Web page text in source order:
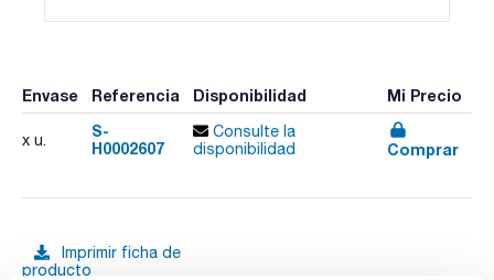
Envase Referencia Disponibilidad Mi Precio
x u.
S-
H0002607
Consulte la
disponibilidad
Comprar
Imprimir ficha de
producto